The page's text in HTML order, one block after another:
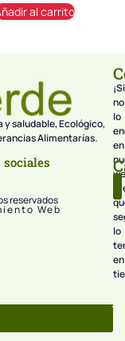
al carrito
saludable, Ecológico,
Alimentarías.
sociales
reservados
Web
¡Si
no
lo
en
lo
en